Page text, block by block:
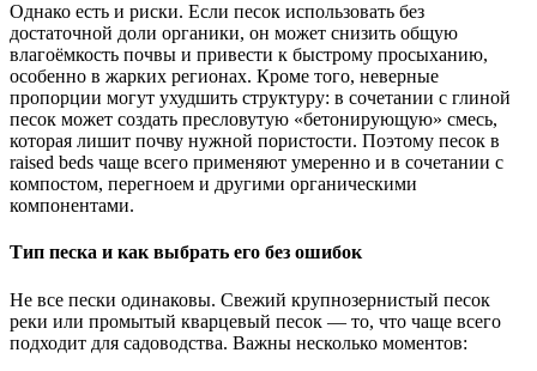
Однако есть и риски. Если песок использовать без
достаточной доли органики, он может снизить общую
влагоёмкость почвы и привести к быстрому просыханию,
особенно в жарких регионах. Кроме того, неверные
пропорции могут ухудшить структуру: в сочетании с глиной
песок может создать пресловутую «бетонирующую» смесь,
которая лишит почву нужной пористости. Поэтому песок в
raised beds чаще всего применяют умеренно и в сочетании с
компостом, перегноем и другими органическими
компонентами.
Тип песка и как выбрать его без ошибок
Не все пески одинаковы. Свежий крупнозернистый песок
реки или промытый кварцевый песок — то, что чаще всего
подходит для садоводства. Важны несколько моментов: